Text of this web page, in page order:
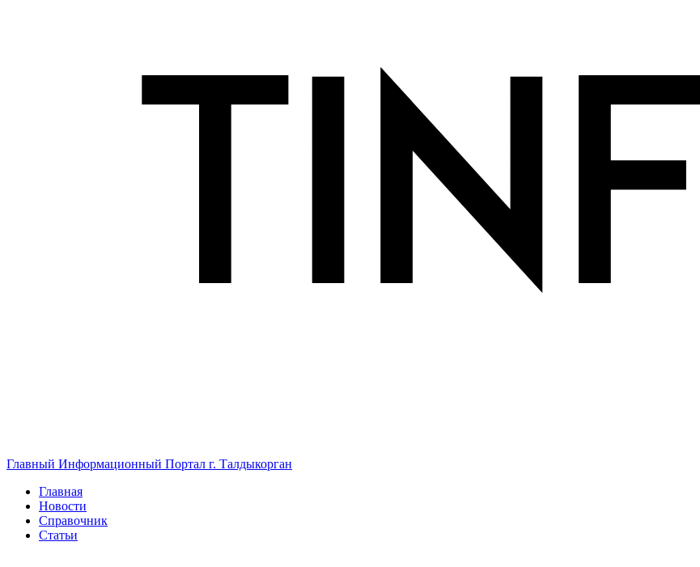
Главный Информационный Портал г. Талдыкорган
Главная
Новости
Справочник
Статьи